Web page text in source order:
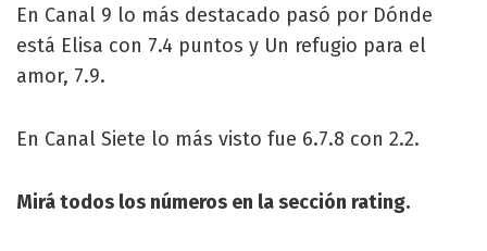
En Canal 9 lo más destacado pasó por Dónde
está Elisa con 7.4 puntos y Un refugio para el
amor, 7.9.
En Canal Siete lo más visto fue 6.7.8 con 2.2.
Mirá todos los números en la sección rating.